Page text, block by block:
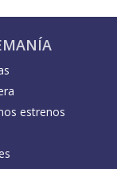
estrenos